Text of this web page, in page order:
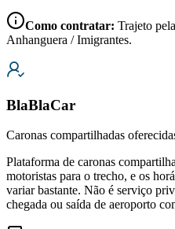
Como contratar: Trajeto
Anhanguera / Imigrantes.
BlaBlaCar
Caronas compartilhadas
Plataforma de caronas
motoristas para o trecho, e os
variar bastante. Não é serviço
chegada ou saída de aeroporto